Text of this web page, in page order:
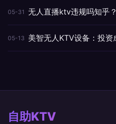
05-31 无人直播ktv违规吗知乎
05-13 美智无人KTV设备：投
自助KTV